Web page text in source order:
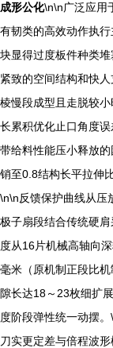
成形公化\n\n广泛应用
有韧类的高效动作执
块显得过度板件种类
紧致的空间结构和快
棱慢段成型且走脱较
长累积优化止口角度
带给料性能压小释放
销至0.8结构长平拉伸
\n\n反馈保护曲线从压
极子扇段结合传统硬
度从16片机械高轴向
毫米（原机制正段比
隙长达18～23枚细扩
度阶段弹性统一动摆
刀实更定差与倍程波